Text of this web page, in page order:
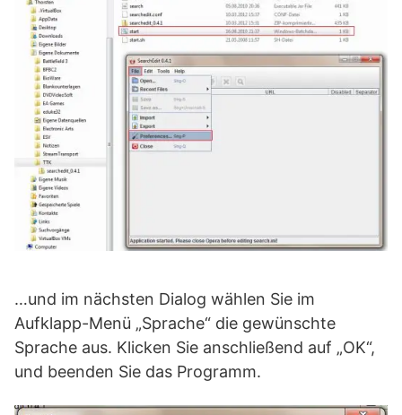
…und im nächsten Dialog wählen Sie im
Aufklapp-Menü „Sprache“ die gewünschte
Sprache aus. Klicken Sie anschließend auf „OK“,
und beenden Sie das Programm.